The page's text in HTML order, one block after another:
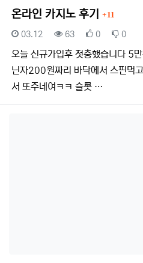
온라인 카지노 후기 댓글
11
등록일
03.12 조회
63 추천
0 비추천
0
오늘 신규가입후 첫충했습니다 5
닌자200원짜리 바닥에서 스핀먹
서 또주네여ㅋㅋ 슬롯 …